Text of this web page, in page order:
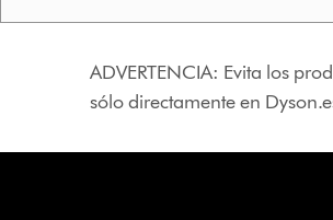
ADVERTENCIA: Evita los
sólo directamente en